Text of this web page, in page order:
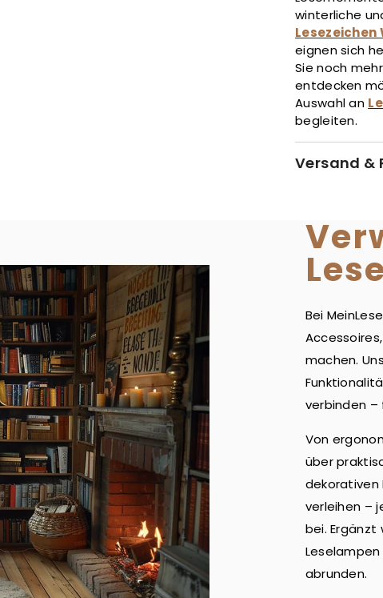
winterliche
eignen sich
Sie noch
entdecken
Auswahl an
begleiten.
Versand &
Bei
machen.
verbinden –
Von
über
dekorativen
verleihen –
bei. Ergänzt
abrunden.